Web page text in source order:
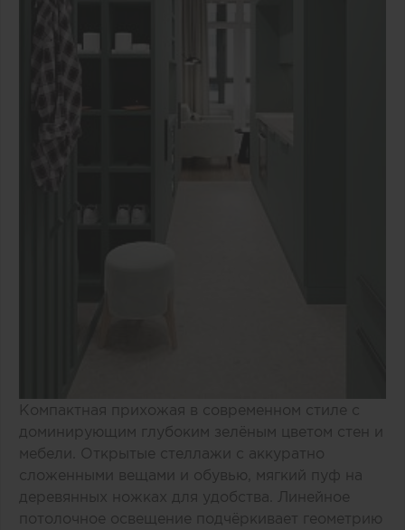
Компактная прихожая в современном стиле с
доминирующим глубоким зелёным цветом стен и
мебели. Открытые стеллажи с аккуратно
сложенными вещами и обувью, мягкий пуф на
деревянных ножках для удобства. Линейное
потолочное освещение подчёркивает геометрию